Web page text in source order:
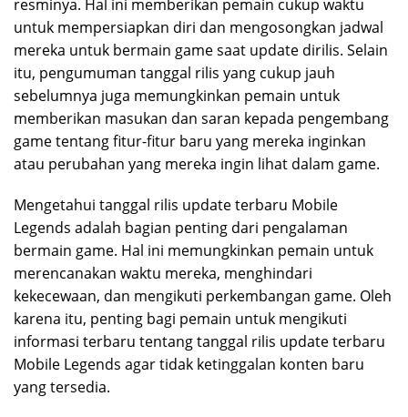
resminya. Hal ini memberikan pemain cukup waktu
untuk mempersiapkan diri dan mengosongkan jadwal
mereka untuk bermain game saat update dirilis. Selain
itu, pengumuman tanggal rilis yang cukup jauh
sebelumnya juga memungkinkan pemain untuk
memberikan masukan dan saran kepada pengembang
game tentang fitur-fitur baru yang mereka inginkan
atau perubahan yang mereka ingin lihat dalam game.
Mengetahui tanggal rilis update terbaru Mobile
Legends adalah bagian penting dari pengalaman
bermain game. Hal ini memungkinkan pemain untuk
merencanakan waktu mereka, menghindari
kekecewaan, dan mengikuti perkembangan game. Oleh
karena itu, penting bagi pemain untuk mengikuti
informasi terbaru tentang tanggal rilis update terbaru
Mobile Legends agar tidak ketinggalan konten baru
yang tersedia.